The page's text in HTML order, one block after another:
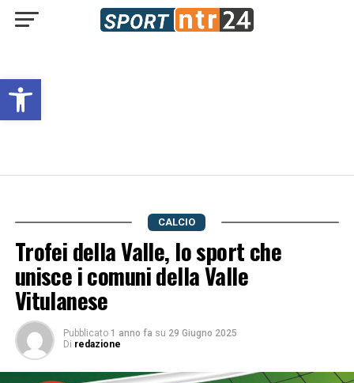
Open toolbar
CALCIO
Trofei della Valle, lo sport che
unisce i comuni della Valle
Vitulanese
Pubblicato 1 anno fa su 29 Giugno 2025
Di redazione